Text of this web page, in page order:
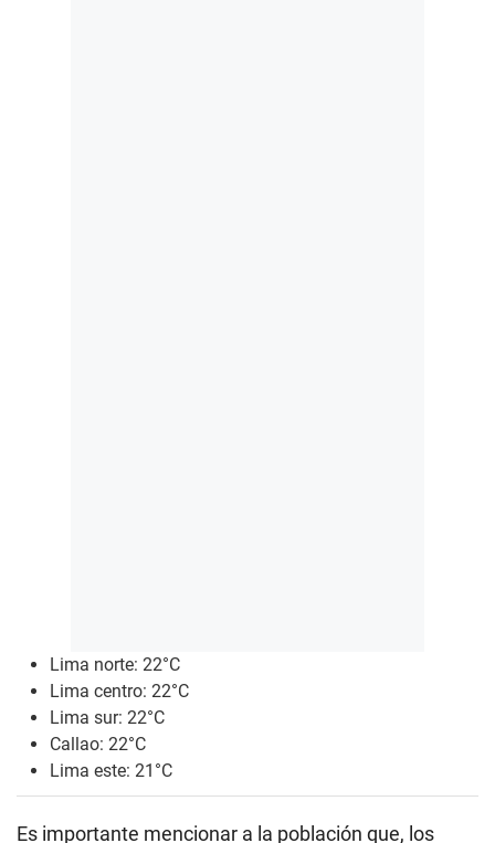
Lima norte: 22°C
Lima centro: 22°C
Lima sur: 22°C
Callao: 22°C
Lima este: 21°C
Es importante mencionar a la población que, los